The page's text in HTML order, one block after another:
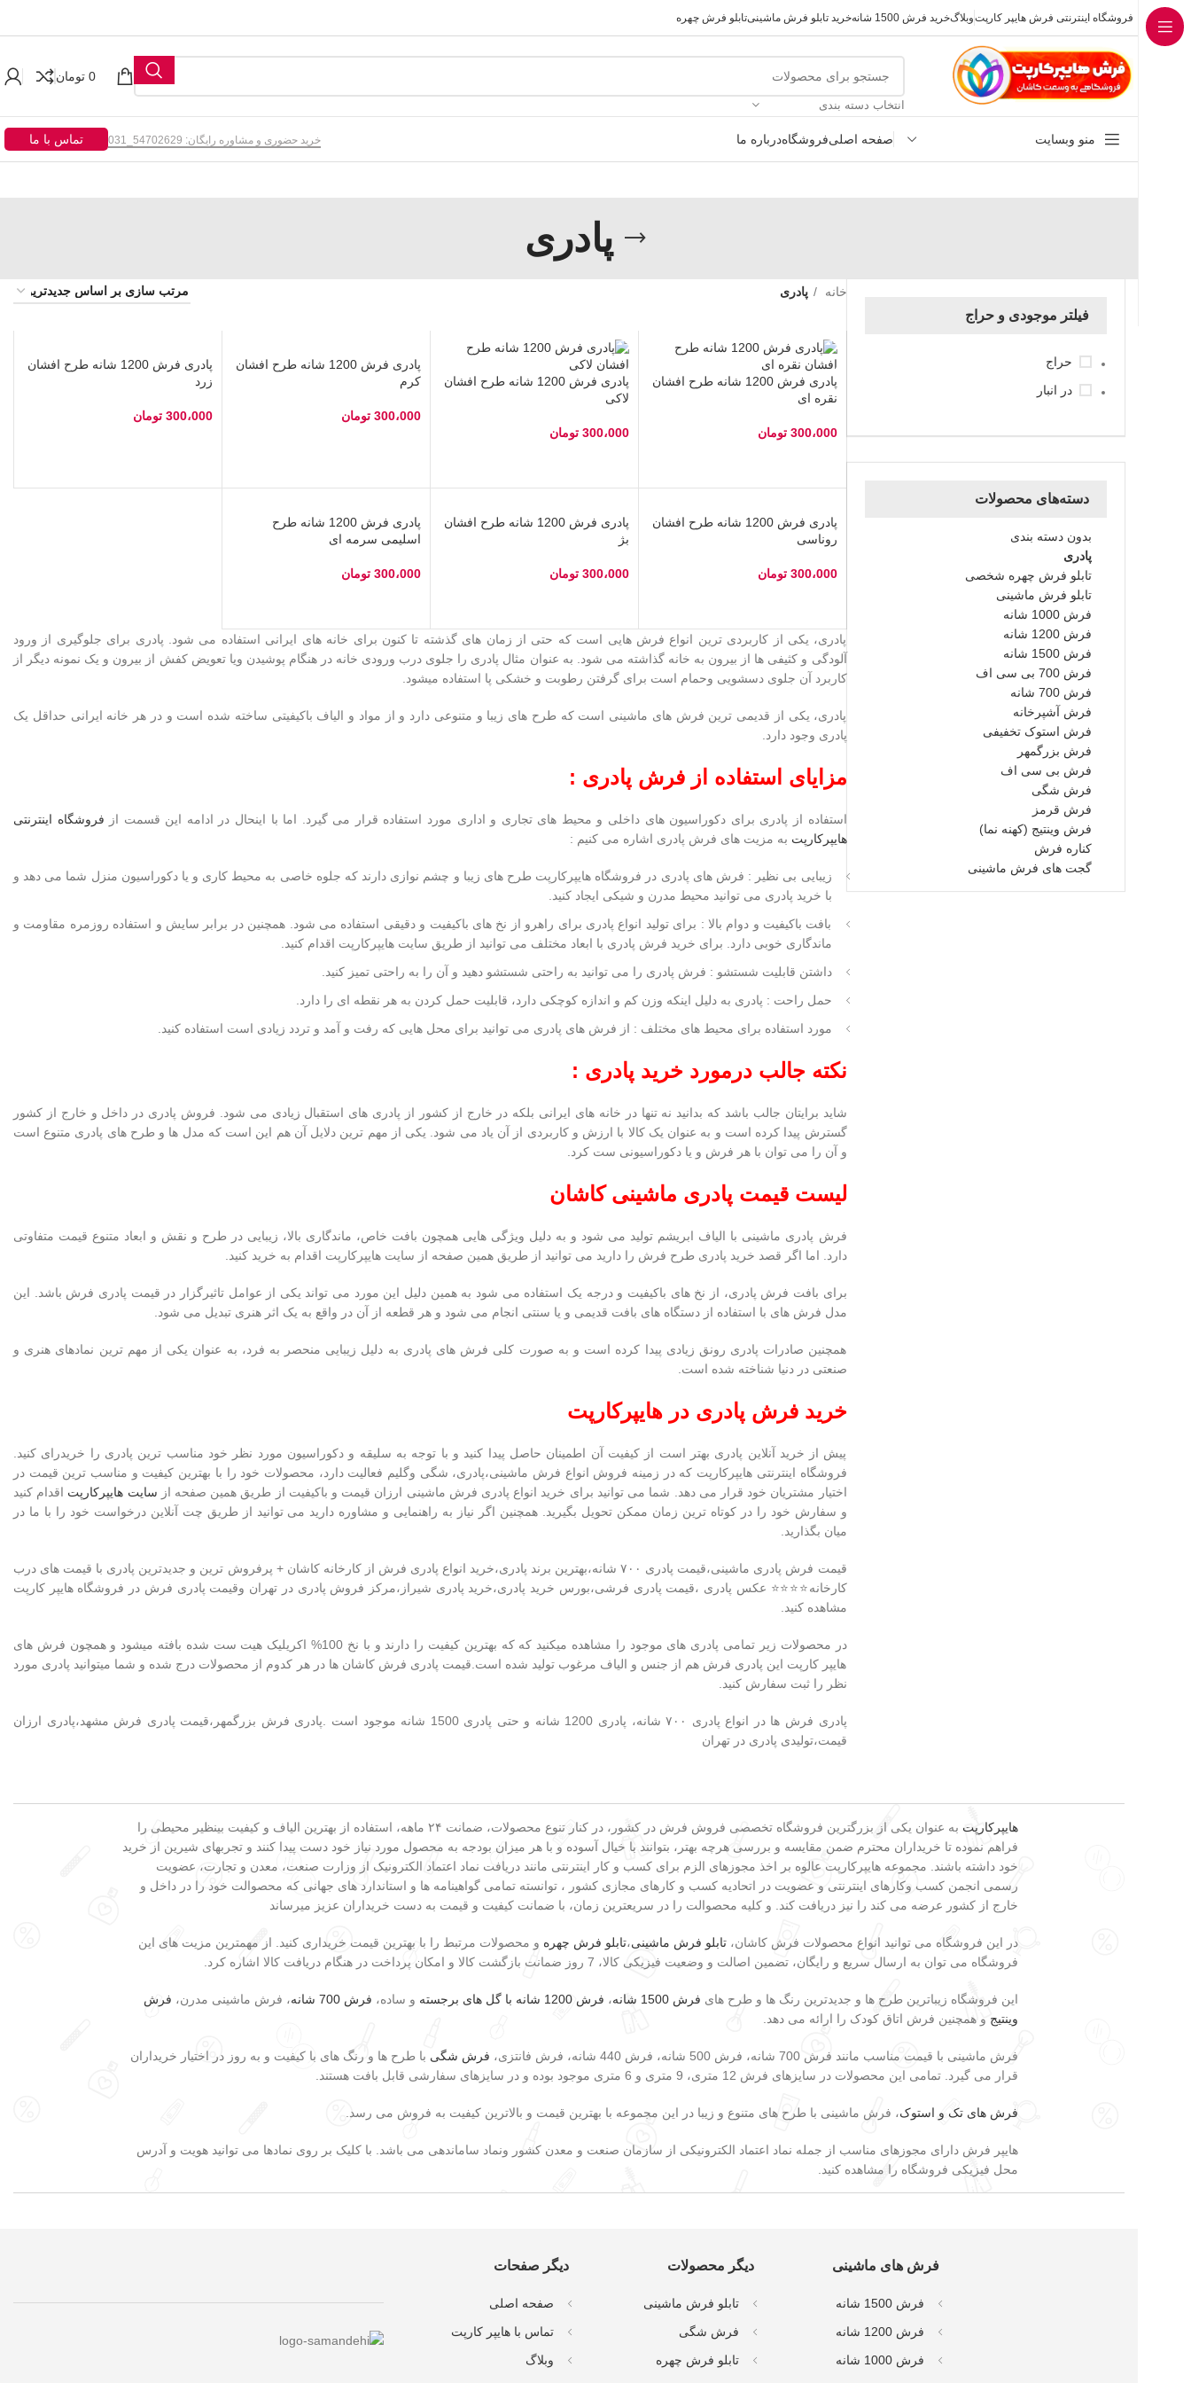
فروشگاه اینترنتی فرش هایپر کارپتوبلاگخرید فرش 1500 شانه خرید تابلو فرش ماشینیتابلو فرش چهره
انتخاب دسته بندی
0 تومان
منو وبسایت صفحه اصلیفروشگاهدرباره ما خرید حضوری و مشاوره رایگان: 54702629_031 تماس با ما
پادری
فیلتر موجودی و حراج
حراج
در انبار
دسته‌های محصولات
بدون دسته بندی
پادری
تابلو فرش چهره شخصی
تابلو فرش ماشینی
فرش 1000 شانه
فرش 1200 شانه
فرش 1500 شانه
فرش 700 بی سی اف
فرش 700 شانه
فرش آشپرخانه
فرش استوک تخفیفی
فرش بزرگمهر
فرش بی سی اف
فرش شگی
فرش قرمز
فرش وینتیج (کهنه نما)
کناره فرش
گجت های فرش ماشینی
خانه پادری
پادری فرش 1200 شانه طرح افشان
نقره ای
300،000 تومان
پادری فرش 1200 شانه طرح افشان
لاکی
300،000 تومان
پادری فرش 1200 شانه طرح افشان
کرم
300،000 تومان
پادری فرش 1200 شانه طرح افشان
زرد
300،000 تومان
پادری فرش 1200 شانه طرح افشان
روناسی
300،000 تومان
پادری فرش 1200 شانه طرح افشان
بژ
300،000 تومان
پادری فرش 1200 شانه طرح
اسلیمی سرمه ای
300،000 تومان
پادری، یکی از کاربردی ترین انواع فرش هایی است که حتی از زمان های گذشته تا کنون برای خانه های ایرانی استفاده می شود. پادری برای جلوگیری از ورود
آلودگی و کثیفی ها از بیرون به خانه گذاشته می شود. به عنوان مثال پادری را جلوی درب ورودی خانه در هنگام پوشیدن ویا تعویض کفش از بیرون و یک نمونه دیگر از
کاربرد آن جلوی دسشویی وحمام است برای گرفتن رطوبت و خشکی پا استفاده میشود.
پادری، یکی از قدیمی ترین فرش های ماشینی است که طرح های زیبا و متنوعی دارد و از مواد و الیاف باکیفیتی ساخته شده است و در هر خانه ایرانی حداقل یک
پادری وجود دارد.
مزایای استفاده از فرش پادری :
استفاده از پادری برای دکوراسیون های داخلی و محیط های تجاری و اداری مورد استفاده قرار می گیرد. اما با اینحال در ادامه این قسمت از فروشگاه اینترنتی
هایپرکارپت به مزیت های فرش پادری اشاره می کنیم :
زیبایی بی نظیر : فرش های پادری در فروشگاه هایپرکارپت طرح های زیبا و چشم نوازی دارند که جلوه خاصی به محیط کاری و یا دکوراسیون منزل شما می دهد و
با خرید پادری می توانید محیط مدرن و شیکی ایجاد کنید.
بافت باکیفیت و دوام بالا : برای تولید انواع پادری برای راهرو از نخ های باکیفیت و دقیقی استفاده می شود. همچنین در برابر سایش و استفاده روزمره مقاومت و
ماندگاری خوبی دارد. برای خرید فرش پادری با ابعاد مختلف می توانید از طریق سایت هایپرکارپت اقدام کنید.
داشتن قابلیت شستشو : فرش پادری را می توانید به راحتی شستشو دهید و آن را به راحتی تمیز کنید.
حمل راحت : پادری به دلیل اینکه وزن کم و اندازه کوچکی دارد، قابلیت حمل کردن به هر نقطه ای را دارد.
مورد استفاده برای محیط های مختلف : از فرش های پادری می توانید برای محل هایی که رفت و آمد و تردد زیادی است استفاده کنید.
نکته جالب درمورد خرید پادری :
شاید برایتان جالب باشد که بدانید نه تنها در خانه های ایرانی بلکه در خارج از کشور از پادری های استقبال زیادی می شود. فروش پادری در داخل و خارج از کشور
گسترش پیدا کرده است و به عنوان یک کالا با ارزش و کاربردی از آن یاد می شود. یکی از مهم ترین دلایل آن هم این است که مدل ها و طرح های پادری متنوع است
و آن را می توان با هر فرش و یا دکوراسیونی ست کرد.
لیست قیمت پادری ماشینی کاشان
فرش پادری ماشینی با الیاف ابریشم تولید می شود و به دلیل ویژگی هایی همچون بافت خاص، ماندگاری بالا، زیبایی در طرح و نقش و ابعاد متنوع قیمت متفاوتی
دارد. اما اگر قصد خرید پادری طرح فرش را دارید می توانید از طریق همین صفحه از سایت هایپرکارپت اقدام به خرید کنید.
برای بافت فرش پادری، از نخ های باکیفیت و درجه یک استفاده می شود به همین دلیل این مورد می تواند یکی از عوامل تاثیرگزار در قیمت پادری فرش باشد. این
مدل فرش های با استفاده از دستگاه های بافت قدیمی و یا سنتی انجام می شود و هر قطعه از آن در واقع به یک اثر هنری تبدیل می شود.
همچنین صادرات پادری رونق زیادی پیدا کرده است و به صورت کلی فرش های پادری به دلیل زیبایی منحصر به فرد، به عنوان یکی از مهم ترین نمادهای هنری و
صنعتی در دنیا شناخته شده است.
خرید فرش پادری در هایپرکارپت
پیش از خرید آنلاین پادری بهتر است از کیفیت آن اطمینان حاصل پیدا کنید و با توجه به سلیقه و دکوراسیون مورد نظر خود مناسب ترین پادری را خریدرای کنید.
فروشگاه اینترنتی هایپرکارپت که در زمینه فروش انواع فرش ماشینی،پادری، شگی وگلیم فعالیت دارد، محصولات خود را با بهترین کیفیت و مناسب ترین قیمت در
اختیار مشتریان خود قرار می دهد. شما می توانید برای خرید انواع پادری فرش ماشینی ارزان قیمت و باکیفیت از طریق همین صفحه از سایت هایپرکارپت اقدام کنید
و سفارش خود را در کوتاه ترین زمان ممکن تحویل بگیرید. همچنین اگر نیاز به راهنمایی و مشاوره دارید می توانید از طریق چت آنلاین درخواست خود را با ما در
میان بگذارید.
قیمت فرش پادری ماشینی،قیمت پادری ۷۰۰ شانه،بهترین برند پادری،خرید انواع پادری فرش از کارخانه کاشان + پرفروش ترین و جدیدترین پادری با قیمت های درب
کارخانه⭐⭐⭐⭐ عکس پادری ،قیمت پادری فرشی،بورس خرید پادری،خرید پادری شیراز،مرکز فروش پادری در تهران وقیمت پادری فرش در فروشگاه هایپر کارپت
مشاهده کنید.
در محصولات زیر تمامی پادری های موجود را مشاهده میکنید که که بهترین کیفیت را دارند و با نخ 100% اکریلیک هیت ست شده بافته میشود و همچون فرش های
هایپر کارپت این پادری فرش هم از جنس و الیاف مرغوب تولید شده است.قیمت پادری فرش کاشان ها در هر کدوم از محصولات درج شده و شما میتوانید پادری مورد
نظر را ثبت سفارش کنید.
پادری فرش ها در انواع پادری ۷۰۰ شانه، پادری 1200 شانه و حتی پادری 1500 شانه موجود است .پادری فرش بزرگمهر،قیمت پادری فرش مشهد،پادری ارزان
قیمت،تولیدی پادری در تهران
هایپرکارپت
به عنوان یکی از بزرگترین فروشگاه تخصصی فروش فرش در کشور، در کنار تنوع محصولات، ضمانت ۲۴ ماهه، استفاده از بهترین الیاف و کیفیت بینظیر محیطی را
فراهم نموده تا خریداران محترم ضمن مقایسه و بررسی هرچه بهتر، بتوانند با خیال آسوده و با هر میزان بودجه به محصول مورد نیاز خود دست پیدا کنند و تجربهای شیرین از خرید
خود داشته باشند. مجموعه هایپرکارپت عالوه بر اخذ مجوزهای الزم برای کسب و کار اینترنتی مانند دریافت نماد اعتماد الکترونیک از وزارت صنعت، معدن و تجارت، عضویت
رسمی انجمن کسب وکارهای اینترنتی و عضویت در اتحادیه کسب و کارهای مجازی کشور ، توانسته تمامی گواهینامه ها و استاندارد های جهانی که محصوالت خود را در داخل و
خارج از کشور عرضه می کند را نیز دریافت کند. و کلیه محصوالت را در سریعترین زمان، با ضمانت کیفیت و قیمت به دست خریداران عزیز میرساند
در این فروشگاه می توانید انواع محصولات فرش کاشان،تابلو فرش ماشینی،تابلو فرش چهره و محصولات مرتبط را با بهترین قیمت خریداری کنید. از مهمترین مزیت های این
فروشگاه می توان به ارسال سریع و رایگان، تضمین اصالت و وضعیت فیزیکی کالا، 7 روز ضمانت بازگشت کالا و امکان پرداخت در هنگام دریافت کالا اشاره کرد.
این فروشگاه زیباترین طرح ها و جدیدترین رنگ ها و طرح های فرش 1500 شانه ، فرش 1200 شانه با گل های برجسته و ساده، فرش 700 شانه ، فرش ماشینی مدرن، فرش
وینتیج و همچنین فرش اتاق کودک را ارائه می دهد.
فرش ماشینی با قیمت مناسب مانند فرش 700 شانه، فرش 500 شانه، فرش 440 شانه، فرش فانتزی، فرش شگی با طرح ها و رنگ های با کیفیت و به روز در اختیار خریداران
قرار می گیرد. تمامی این محصولات در سایزهای فرش 12 متری، 9 متری و 6 متری موجود بوده و در سایزهای سفارشی قابل بافت هستند.
فرش های تک و استوک، فرش ماشینی با طرح های متنوع و زیبا در این مجموعه با بهترین قیمت و بالاترین کیفیت به فروش می رسد.
هایپر فرش دارای مجوزهای مناسب از جمله نماد اعتماد الکترونیکی از سازمان صنعت و معدن کشور ونماد ساماندهی می باشد. با کلیک بر روی نمادها می توانید هویت و آدرس
محل فیزیکی فروشگاه را مشاهده کنید.
فرش های ماشینی
فرش 1500 شانه
فرش 1200 شانه
فرش 1000 شانه
دیگر محصولات
تابلو فرش ماشینی
فرش شگی
تابلو فرش چهره
دیگر صفحات
صفحه اصلی
تماس با هایپر کارپت
وبلاگ